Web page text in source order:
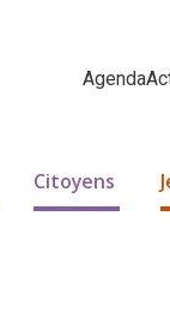
Agenda
Citoyens